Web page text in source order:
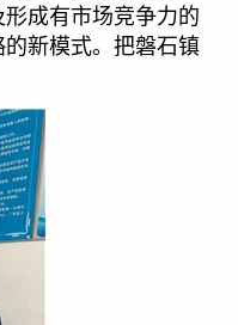
成有市场竞争力的
新模式。把磐石镇